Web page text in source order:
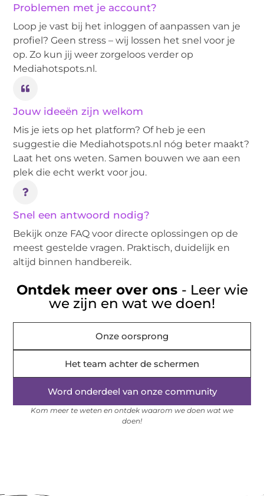
Problemen met je account?
Loop je vast bij het inloggen of aanpassen van je
profiel? Geen stress – wij lossen het snel voor je
op. Zo kun jij weer zorgeloos verder op
Mediahotspots.nl.
Jouw ideeën zijn welkom
Mis je iets op het platform? Of heb je een
suggestie die Mediahotspots.nl nóg beter maakt?
Laat het ons weten. Samen bouwen we aan een
plek die echt werkt voor jou.
Snel een antwoord nodig?
Bekijk onze FAQ voor directe oplossingen op de
meest gestelde vragen. Praktisch, duidelijk en
altijd binnen handbereik.
Ontdek meer over ons - Leer wie
we zijn en wat we doen!
Onze oorsprong
Het team achter de schermen
Word onderdeel van onze community
Kom meer te weten en ontdek waarom we doen wat we
doen!